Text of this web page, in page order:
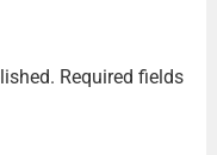
Required fields